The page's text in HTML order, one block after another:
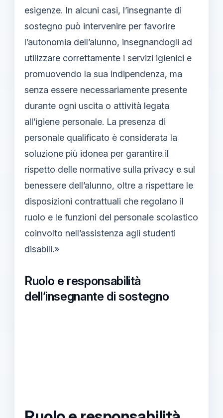
esigenze. In alcuni casi, l’insegnante di
sostegno può intervenire per favorire
l’autonomia dell’alunno, insegnandogli ad
utilizzare correttamente i servizi igienici e
promuovendo la sua indipendenza, ma
senza essere necessariamente presente
durante ogni uscita o attività legata
all’igiene personale. La presenza di
personale qualificato è considerata la
soluzione più idonea per garantire il
rispetto delle normative sulla privacy e sul
benessere dell’alunno, oltre a rispettare le
disposizioni contrattuali che regolano il
ruolo e le funzioni del personale scolastico
coinvolto nell’assistenza agli studenti
disabili.»
Ruolo e responsabilità
dell’insegnante di sostegno